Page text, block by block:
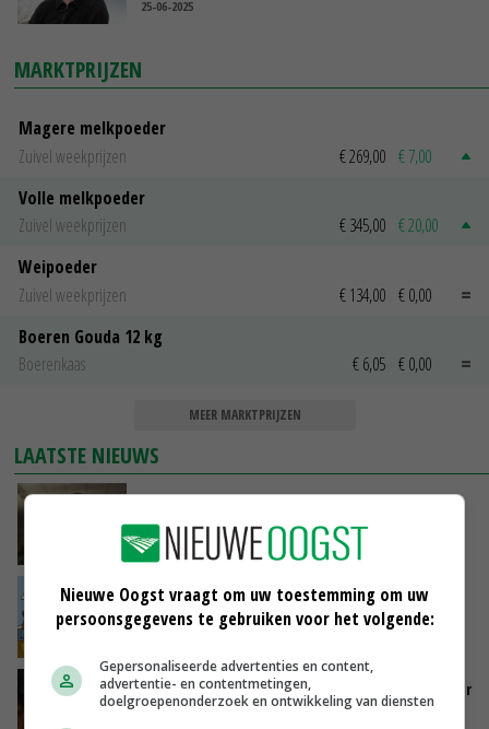
25-06-2025
MARKTPRIJZEN
Magere melkpoeder
Zuivel weekprijzen
€ 269,00 € 7,00
Volle melkpoeder
Zuivel weekprijzen
€ 345,00 € 20,00
Weipoeder
Zuivel weekprijzen
€ 134,00 € 0,00
Boeren Gouda 12 kg
Boerenkaas
€ 6,05 € 0,00
MEER MARKTPRIJZEN
LAATSTE NIEUWS
zorgen voor meer balans’
GISTEREN, 16:01
Internationale vraag naar geitenzuivel blijft
groot: Nederland in Europese top
Vlaamse varkensstapel krimpt, pluimveesector
groeit door schaalvergroting
Nieuwe Oogst vraagt om uw toestemming om uw
persoonsgegevens te gebruiken voor het volgende:
Gepersonaliseerde advertenties en content,
advertentie- en contentmetingen,
doelgroepenonderzoek en ontwikkeling van diensten